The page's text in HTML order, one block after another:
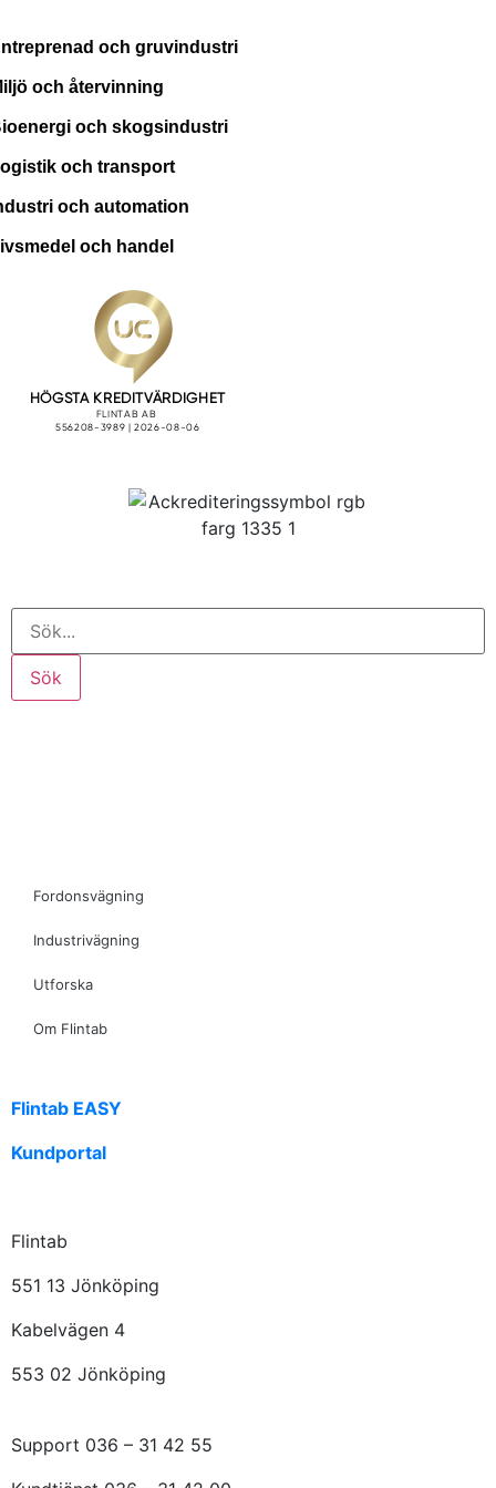
och gruvindustri
och återvinning
och skogsindustri
och transport
och automation
och handel
Sök
Fordonsvägning
Industrivägning
Utforska
Om Flintab
Flintab EASY
Kundportal
Flintab
551 13 Jönköping
Kabelvägen 4
553 02 Jönköping
Support 036 – 31 42 55